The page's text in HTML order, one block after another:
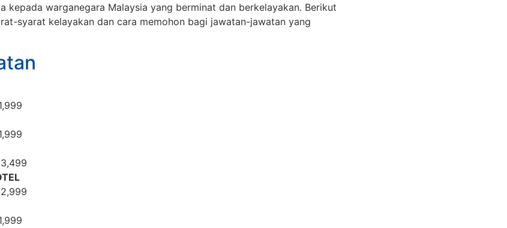
kepada warganegara Malaysia yang berminat dan berkelayakan. Berikut
syarat kelayakan dan cara memohon bagi jawatan-jawatan yang